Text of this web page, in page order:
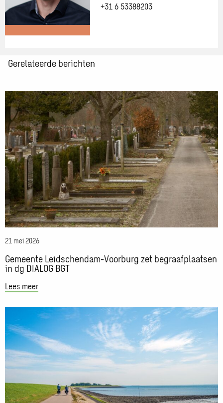
informatie
Vincent
Spijker
+31 6 53388203
Gerelateerde berichten
21 mei 2026
Gemeente Leidschendam-Voorburg zet begraafplaatsen
in dg DIALOG BGT
Lees meer
Lees
meer
over
Gemeente
Leidschendam-
Voorburg
zet
begraafplaatsen
in
dg
DIALOG
BGT
meer
over
Alle
duikers
boven
water
bij